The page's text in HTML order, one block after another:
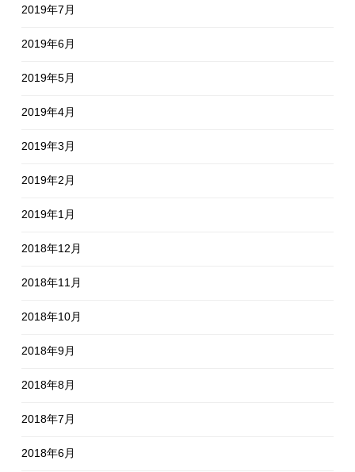
2019年7月
2019年6月
2019年5月
2019年4月
2019年3月
2019年2月
2019年1月
2018年12月
2018年11月
2018年10月
2018年9月
2018年8月
2018年7月
2018年6月